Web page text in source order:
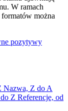
W ramach
można
pozytywy
Nazwa, Z do A
Z Referencje, od